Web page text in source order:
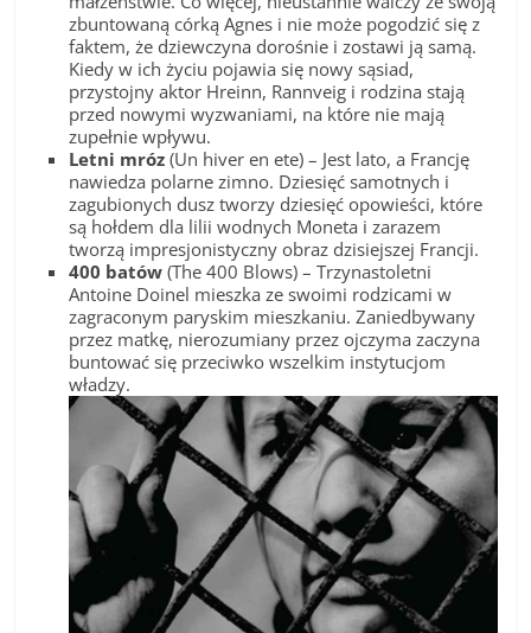
zbuntowaną córką Agnes i nie może pogodzić się z
faktem, że dziewczyna dorośnie i zostawi ją samą.
Kiedy w ich życiu pojawia się nowy sąsiad,
przystojny aktor Hreinn, Rannveig i rodzina stają
przed nowymi wyzwaniami, na które nie mają
zupełnie wpływu.
Letni mróz (Un hiver en ete) – Jest lato, a Francję
nawiedza polarne zimno. Dziesięć samotnych i
zagubionych dusz tworzy dziesięć opowieści, które
są hołdem dla lilii wodnych Moneta i zarazem
tworzą impresjonistyczny obraz dzisiejszej Francji.
400 batów (The 400 Blows) – Trzynastoletni
Antoine Doinel mieszka ze swoimi rodzicami w
zagraconym paryskim mieszkaniu. Zaniedbywany
przez matkę, nierozumiany przez ojczyma zaczyna
buntować się przeciwko wszelkim instytucjom
władzy.